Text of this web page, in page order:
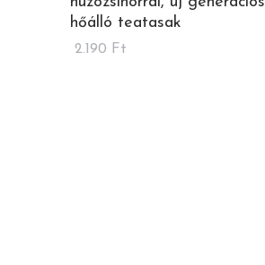
hőálló teatasak
2.190 Ft